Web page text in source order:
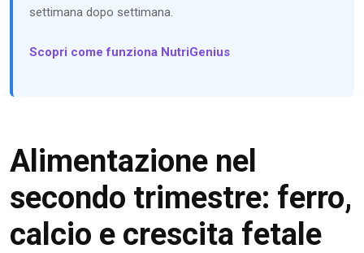
settimana dopo settimana.
Scopri come funziona NutriGenius
Alimentazione nel
secondo trimestre: ferro,
calcio e crescita fetale